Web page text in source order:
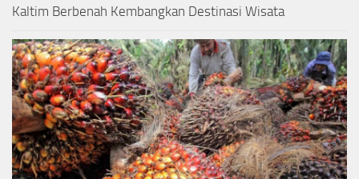
Kaltim Berbenah Kembangkan Destinasi Wisata